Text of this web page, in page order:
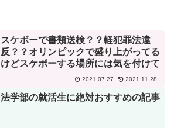
スケボーで書類送検？？軽犯罪法違
反？？オリンピックで盛り上がってる
けどスケボーする場所には気を付けて
2021.07.27 2021.11.28
法学部の就活生に絶対おすすめの記事